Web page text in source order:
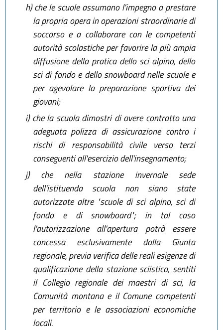
h)che le scuole assumano l'impegno a prestare
la propria opera in operazioni straordinarie di
soccorso e a collaborare con le competenti
autorità scolastiche per favorire la più ampia
diffusione della pratica dello sci alpino, dello
sci di fondo e dello snowboard nelle scuole e
per agevolare la preparazione sportiva dei
giovani;
i)che la scuola dimostri di avere contratto una
adeguata polizza di assicurazione contro i
rischi di responsabilità civile verso terzi
conseguenti all'esercizio dell'insegnamento;
j)che nella stazione invernale sede
dell'istituenda scuola non siano state
autorizzate altre "scuole di sci alpino, sci di
fondo e di snowboard"; in tal caso
l'autorizzazione all'apertura potrà essere
concessa esclusivamente dalla Giunta
regionale, previa verifica delle reali esigenze di
qualificazione della stazione sciistica, sentiti
il Collegio regionale dei maestri di sci, la
Comunità montana e il Comune competenti
per territorio e le associazioni economiche
locali.